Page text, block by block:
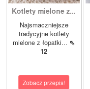
Kotlety mielone z...
Najsmaczniejsze
tradycyjne kotlety
mielone z łopatki... ⇖
12
Zobacz przepis!